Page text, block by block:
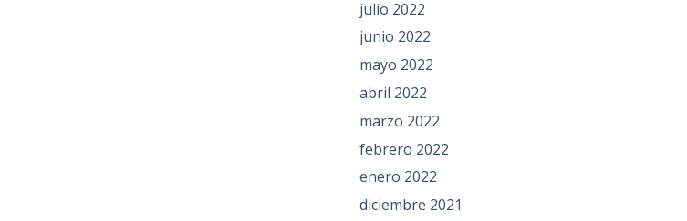
julio 2022
junio 2022
mayo 2022
abril 2022
marzo 2022
febrero 2022
enero 2022
diciembre 2021